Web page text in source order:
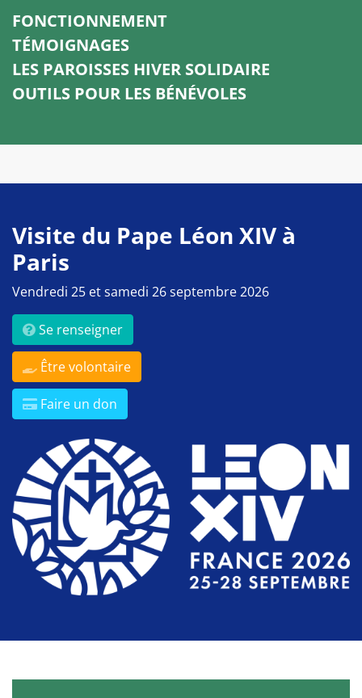
FONCTIONNEMENT
TÉMOIGNAGES
LES PAROISSES HIVER SOLIDAIRE
OUTILS POUR LES BÉNÉVOLES
Visite du Pape Léon XIV à
Paris
Vendredi 25 et samedi 26 septembre 2026
Se renseigner
Être volontaire
Faire un don